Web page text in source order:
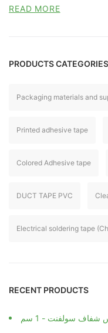
READ MORE
PRODUCTS CATEGORIES
Packaging materials and
Printed adhesive tape
Colored Adhesive tape
DUCT TAPE PVC
Electrical soldering tape
RECENT PRODUCTS
شفاف سولفنت - 1 سم